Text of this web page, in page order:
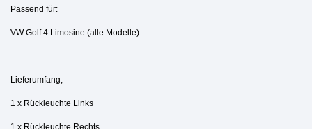
Passend für:
VW Golf 4 Limosine (alle Modelle)
Lieferumfang;
1 x Rückleuchte Links
1 x Rückleuchte Rechts